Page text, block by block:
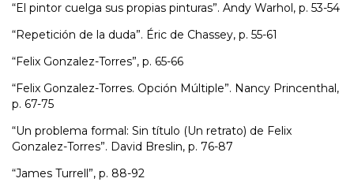
“El pintor cuelga sus propias pinturas”. Andy Warhol, p. 53-54
“Repetición de la duda”. Éric de Chassey, p. 55-61
“Felix Gonzalez-Torres”, p. 65-66
“Felix Gonzalez-Torres. Opción Múltiple”. Nancy Princenthal,
p. 67-75
“Un problema formal: Sin título (Un retrato) de Felix
Gonzalez-Torres”. David Breslin, p. 76-87
“James Turrell”, p. 88-92